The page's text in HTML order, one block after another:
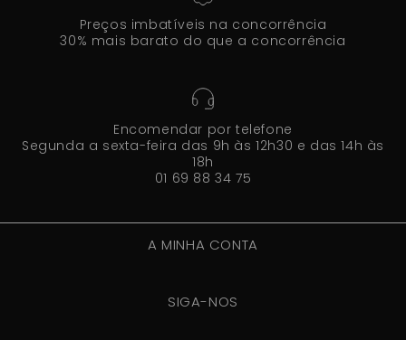
Preços imbatíveis na concorrência
30% mais barato do que a concorrência
Encomendar por telefone
Segunda a sexta-feira das 9h às 12h30 e das 14h às
18h
01 69 88 34 75
A MINHA CONTA
SIGA-NOS